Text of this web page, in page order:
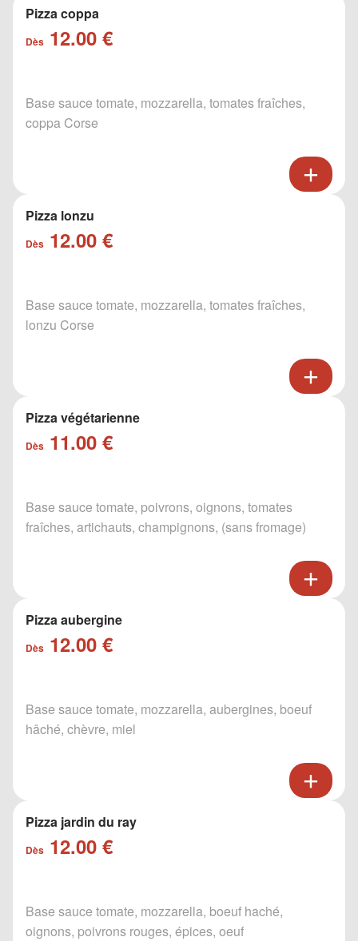
Pizza coppa
Dès 12.00 €
Base sauce tomate, mozzarella, tomates fraîches,
coppa Corse
Pizza lonzu
Dès 12.00 €
Base sauce tomate, mozzarella, tomates fraîches,
lonzu Corse
Pizza végétarienne
Dès 11.00 €
Base sauce tomate, poivrons, oignons, tomates
fraîches, artichauts, champignons, (sans fromage)
Pizza aubergine
Dès 12.00 €
Base sauce tomate, mozzarella, aubergines, boeuf
hâché, chèvre, miel
Pizza jardin du ray
Dès 12.00 €
Base sauce tomate, mozzarella, boeuf haché,
oignons, poivrons rouges, épices, oeuf